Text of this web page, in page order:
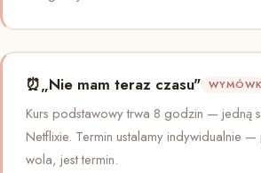
⏰„Nie mam teraz czasu"
Kurs podstawowy trwa 8 godzin — jedną
Netflixie. Termin ustalamy indywidualnie
wola, jest termin.